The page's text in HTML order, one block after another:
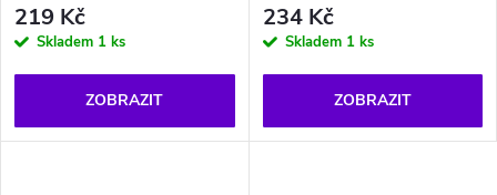
219 Kč
Skladem 1 ks
ZOBRAZIT
234 Kč
Skladem 1 ks
ZOBRAZIT